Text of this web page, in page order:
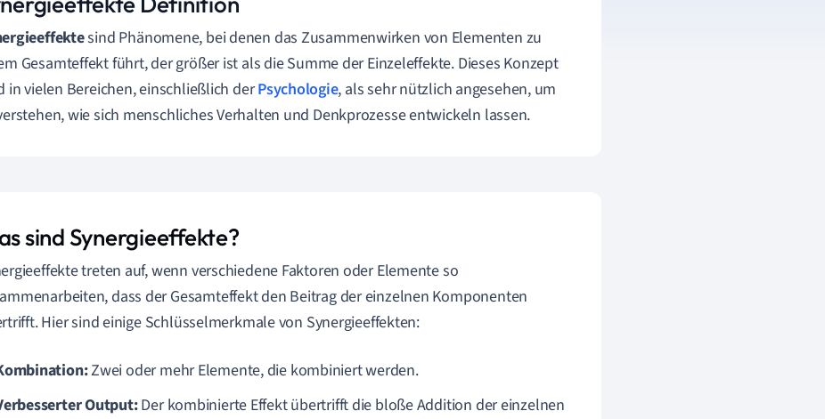
sind Phänomene, bei denen das Zusammenwirken von Elementen zu
Gesamteffekt führt, der größer ist als die Summe der Einzeleffekte. Dieses Konzept
in vielen Bereichen, einschließlich derPsychologie, als sehr nützlich angesehen, um
wie sich menschliches Verhalten und Denkprozesse entwickeln lassen.
sind Synergieeffekte?
treten auf, wenn verschiedene Faktoren oder Elemente so
dass der Gesamteffekt den Beitrag der einzelnen Komponenten
Hier sind einige Schlüsselmerkmale von Synergieeffekten:
Zwei oder mehr Elemente, die kombiniert werden.
Output:Der kombinierte Effekt übertrifft die bloße Addition der einzelnen